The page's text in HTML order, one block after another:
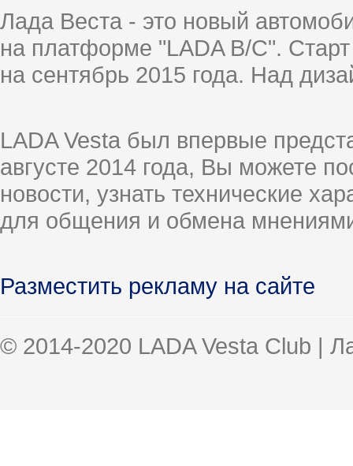
Лада Веста - это новый
на платформе "LADA B/C".
на сентябрь 2015 года. Над
LADA Vesta был впервые
августе 2014 года, Вы можете
новости, узнать технические
для общения и обмена
Разместить рекламу на сайте
© 2014-2020 LADA Vesta Club |